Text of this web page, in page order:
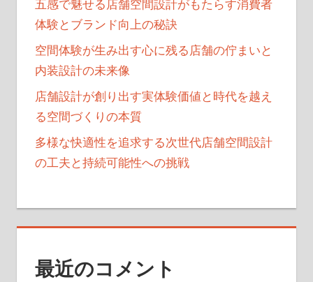
五感で魅せる店舗空間設計がもたらす消費者
体験とブランド向上の秘訣
空間体験が生み出す心に残る店舗の佇まいと
内装設計の未来像
店舗設計が創り出す実体験価値と時代を越え
る空間づくりの本質
多様な快適性を追求する次世代店舗空間設計
の工夫と持続可能性への挑戦
最近のコメント